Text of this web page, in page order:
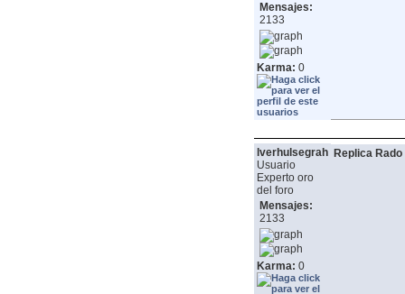
Mensajes:
2133
Karma: 0
lverhulsegrah
Usuario
Experto oro
del foro
Mensajes:
2133
Karma: 0
Replica